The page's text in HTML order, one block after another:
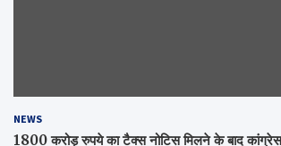
NEWS
1800 करोड़ रुपये का टैक्स नोटिस मिलने के बाद